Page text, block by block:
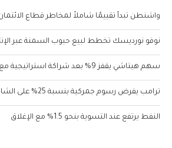
واشنطن تبدأ تقييمًا شاملاً لمخاطر قطاع
نوفو نورديسك تخطط لبيع حبوب السمنة عبر
سهم هيتاشي يقفز 9% بعد شراكة استراتيجية مع أوبن إيه آي
ترامب يفرض رسوم جمركية بنسبة 25% على الشاحنات المستوردة
النفط يرتفع عند التسوية بنحو 1.5% مع الإغلاق